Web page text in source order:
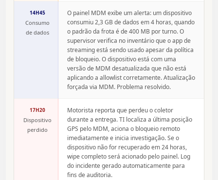
14H45
Consumo
de dados
O painel MDM exibe um alerta: um dispositivo
consumiu 2,3 GB de dados em 4 horas, quando
o padrão da frota é de 400 MB por turno. O
supervisor verifica no inventário que o app de
streaming está sendo usado apesar da política
de bloqueio. O dispositivo está com uma
versão de MDM desatualizada que não está
aplicando a allowlist corretamente. Atualização
forçada via MDM. Problema resolvido.
17H20
Dispositivo
perdido
Motorista reporta que perdeu o coletor
durante a entrega. TI localiza a última posição
GPS pelo MDM, aciona o bloqueio remoto
imediatamente e inicia investigação. Se o
dispositivo não for recuperado em 24 horas,
wipe completo será acionado pelo painel. Log
do incidente gerado automaticamente para
fins de auditoria.